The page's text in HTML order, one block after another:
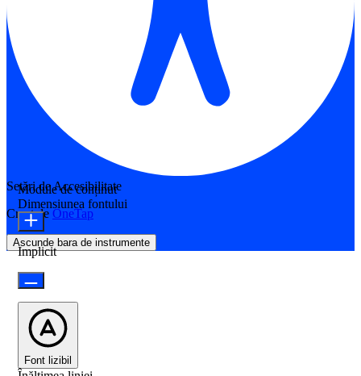
Setări de Accesibilitate
Creat de OneTap
Ascunde bara de instrumente
Module de conținut
Dimensiunea fontului
Implicit
Font lizibil